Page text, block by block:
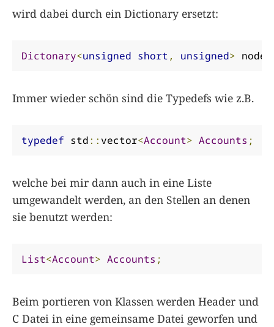
wird dabei durch ein Dictionary ersetzt:
Dictonary<unsigned short , unsigned> nodes
Immer wieder schön sind die Typedefs wie z.B.
typedef std::vector<Account> Accounts ;
welche bei mir dann auch in eine Liste
umgewandelt werden, an den Stellen an denen
sie benutzt werden:
List<Account> Accounts ;
Beim portieren von Klassen werden Header und
C Datei in eine gemeinsame Datei geworfen und